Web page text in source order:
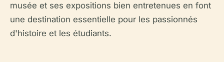
musée et ses expositions bien entretenues en font
une destination essentielle pour les passionnés
d'histoire et les étudiants.